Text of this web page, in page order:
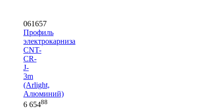
061657
Профиль
электрокарниза
CNT-
CR-
J-
3m
(Arlight,
Алюминий)
6 65488